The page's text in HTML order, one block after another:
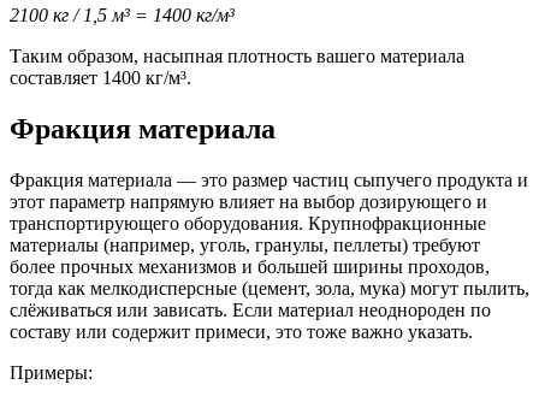
2100 кг / 1,5 м³ = 1400 кг/м³
Таким образом, насыпная плотность вашего материала
составляет 1400 кг/м³.
Фракция материала
Фракция материала — это размер частиц сыпучего продукта и
этот параметр напрямую влияет на выбор дозирующего и
транспортирующего оборудования. Крупнофракционные
материалы (например, уголь, гранулы, пеллеты) требуют
более прочных механизмов и большей ширины проходов,
тогда как мелкодисперсные (цемент, зола, мука) могут пылить,
слёживаться или зависать. Если материал неоднороден по
составу или содержит примеси, это тоже важно указать.
Примеры: